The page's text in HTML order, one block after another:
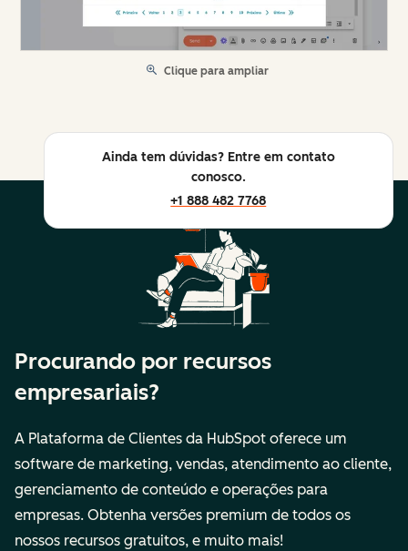
Clique para ampliar
Ainda tem dúvidas? Entre em contato
conosco.
+1 888 482 7768
Procurando por recursos
empresariais?
A Plataforma de Clientes da HubSpot oferece um
software de marketing, vendas, atendimento ao cliente,
gerenciamento de conteúdo e operações para
empresas. Obtenha versões premium de todos os
nossos recursos gratuitos, e muito mais!